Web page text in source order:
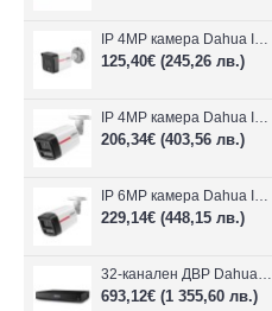
IP 4MP камера Dahua IPC-HFW1439TC1-A-LED-0280B-PRO, 2.8mm, IR 30m
125,40€ (245,26 лв.)
IP 4MP камера Dahua IPC-HFW2449TL-S-LED-0280B-PRO, 2.8mm, IR 50m
206,34€ (403,56 лв.)
IP 6MP камера Dahua IPC-HFW2649TL-S-LED-0280B-PRO, 2.8mm, IR 50m
229,14€ (448,15 лв.)
32-канален ДВР Dahua XVR5232AN-I3/Т
693,12€ (1 355,60 лв.)